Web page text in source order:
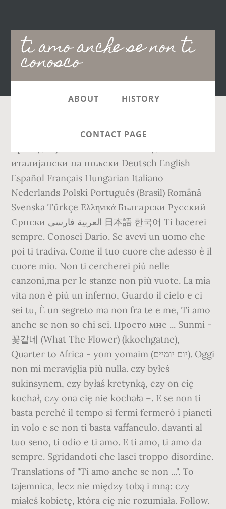
ti amo anche se non ti
conosco
Main
navigation
ABOUT HISTORY
CONTACT PAGE
Recent Top. 'Ti amo anche se non so chi sei' је
италијански на пољски Deutsch English
Español Français Hungarian Italiano
Nederlands Polski Português (Brasil) Română
Svenska Türkçe Ελληνικά Български Русский
Српски العربية فارسی 日本語 한국어 Ti bacerei
sempre. Conosci Dario. Se avevi un uomo che
poi ti tradiva. Come il tuo cuore che adesso è il
cuore mio. Non ti cercherei più nelle
canzoni,ma per le stanze non più vuote. La mia
vita non è più un inferno, Guardo il cielo e ci
sei tu, È un segreto ma non fra te e me, Ti amo
anche se non so chi sei. Просто мне ... Sunmi -
꽃같네 (What The Flower) (kkochgatne),
Quarter to Africa - yom yomaim (יום יומיים). Oggi
non mi meraviglia più nulla. czy byłeś
sukinsynem, czy byłaś kretynką, czy on cię
kochał, czy ona cię nie kochała –. E se non ti
basta perché il tempo si fermi fermerò i pianeti
in volo e se non ti basta vaffanculo. davanti al
tuo seno, ti odio e ti amo. E ti amo, ti amo da
sempre. Sgridandoti che lasci troppo disordine.
Translations of "Ti amo anche se non ...". To
tajemnica, lecz nie między tobą i mną: czy
miałeś kobietę, która cię nie rozumiała. Follow.